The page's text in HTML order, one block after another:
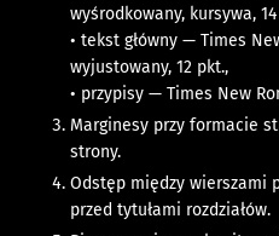
wyśrodkowany, kursywa,
• tekst główny — Times
wyjustowany, 12 pkt.,
• przypisy — Times New
Marginesy przy formacie
strony.
Odstęp między wierszami
przed tytułami rozdziałów.